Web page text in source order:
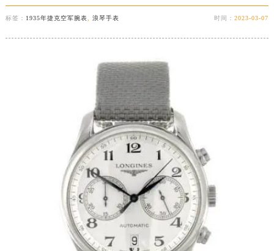
标签： 1935年捷克空军腕表 浪琴手表 时间：2023-03-07